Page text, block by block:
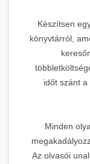
Készítsen
könyvtárról,
időt szánt a
Minden
Az olvasói